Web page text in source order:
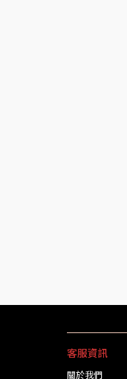
客服資訊
關於我們